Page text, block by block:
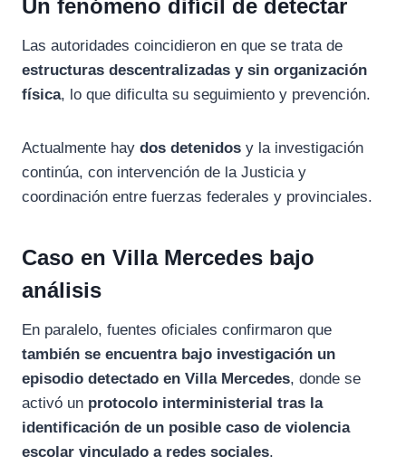
Un fenómeno difícil de detectar
Las autoridades coincidieron en que se trata de
estructuras descentralizadas y sin organización
física, lo que dificulta su seguimiento y prevención.
Actualmente hay dos detenidos y la investigación
continúa, con intervención de la Justicia y
coordinación entre fuerzas federales y provinciales.
Caso en Villa Mercedes bajo
análisis
En paralelo, fuentes oficiales confirmaron que
también se encuentra bajo investigación un
episodio detectado en Villa Mercedes, donde se
activó un protocolo interministerial tras la
identificación de un posible caso de violencia
escolar vinculado a redes sociales.